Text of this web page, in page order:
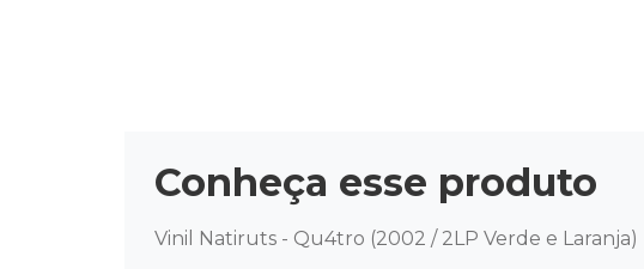
Conheça esse produto
Vinil Natiruts - Qu4tro (2002 / 2LP Verde e Laranja)